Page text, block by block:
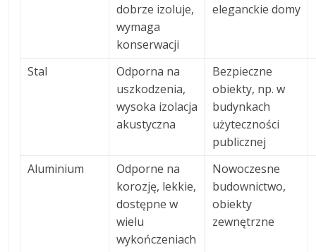
dobrze izoluje,
wymaga
konserwacji
eleganckie domy
Stal
Odporna na
uszkodzenia,
wysoka izolacja
akustyczna
Bezpieczne
obiekty, np. w
budynkach
użyteczności
publicznej
Aluminium
Odporne na
korozję, lekkie,
dostępne w
wielu
wykończeniach
Nowoczesne
budownictwo,
obiekty
zewnętrzne